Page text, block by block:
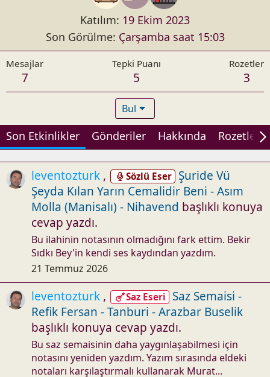
Katılım 19 Ekim 2023
Son Görülme Çarşamba saat 15:03
Mesajlar
7
Tepki Puanı
5
Rozetler
3
Bul
Son Etkinlikler Gönderiler Hakkında Rozetler
leventozturk , Sözlü Eser
Şuride Vü
Şeyda Kılan Yarın Cemalidir Beni - Asım
Molla (Manisalı) - Nihavend başlıklı konuya
cevap yazdı.
Bu ilahinin notasının olmadığını fark ettim. Bekir
Sıdkı Bey'in kendi ses kaydından yazdım.
21 Temmuz 2026
leventozturk , Saz Eseri
Saz Semaisi -
Refik Fersan - Tanburi - Arazbar Buselik
başlıklı konuya cevap yazdı.
Bu saz semaisinin daha yaygınlaşabilmesi için
notasını yeniden yazdım. Yazım sırasında eldeki
notaları karşılaştırmalı kullanarak Murat...